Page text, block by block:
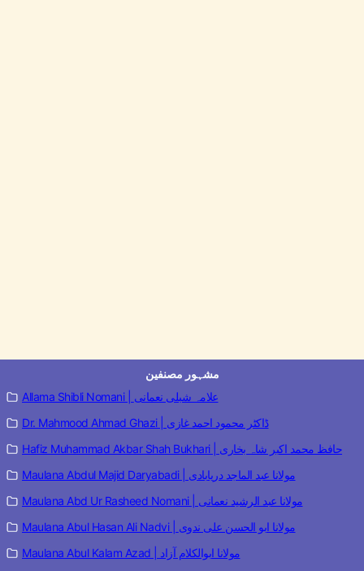
مشہور مصنفین
Allama Shibli Nomani | علامہ شبلی نعمانی
Dr. Mahmood Ahmad Ghazi | ڈاکٹر محمود احمد غازی
Hafiz Muhammad Akbar Shah Bukhari | حافظ محمد اکبر شاہ بخاری
Maulana Abdul Majid Daryabadi | مولانا عبد الماجد دریابادی
Maulana Abd Ur Rasheed Nomani | مولانا عبد الرشید نعمانی
Maulana Abul Hasan Ali Nadvi | مولانا ابو الحسن علی ندوی
Maulana Abul Kalam Azad | مولانا ابوالکلام آزاد